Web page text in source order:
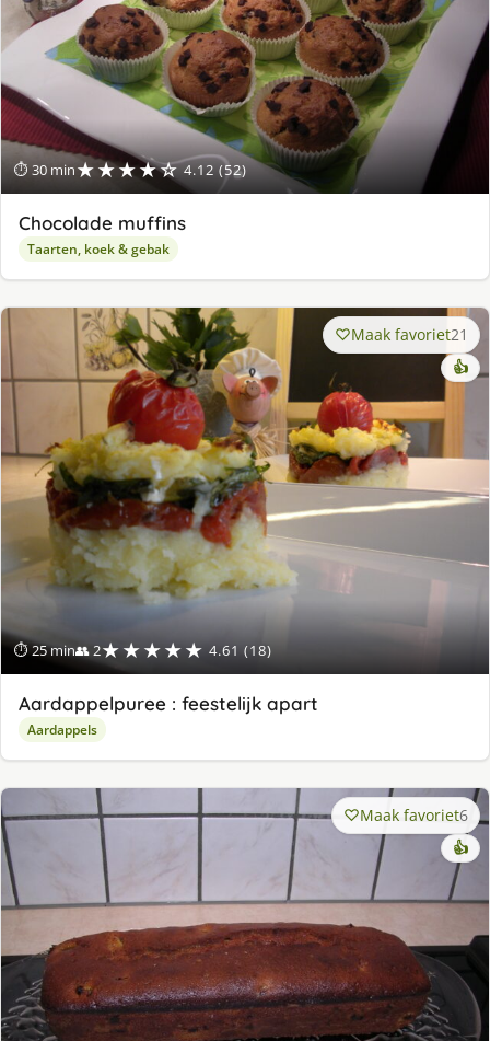
⏱ 30 min★★★★☆ 4.12 (52)
Chocolade muffins
Taarten, koek & gebak
⏱ 25 min👥 2★★★★★ 4.61 (18)
Maak favoriet21
👍
Aardappelpuree : feestelijk apart
Aardappels
Maak favoriet6
👍